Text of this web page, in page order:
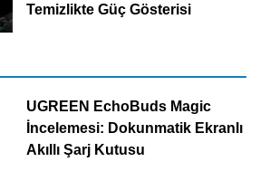
Temizlikte Güç Gösterisi
UGREEN EchoBuds Magic
İncelemesi: Dokunmatik Ekranlı
Akıllı Şarj Kutusu